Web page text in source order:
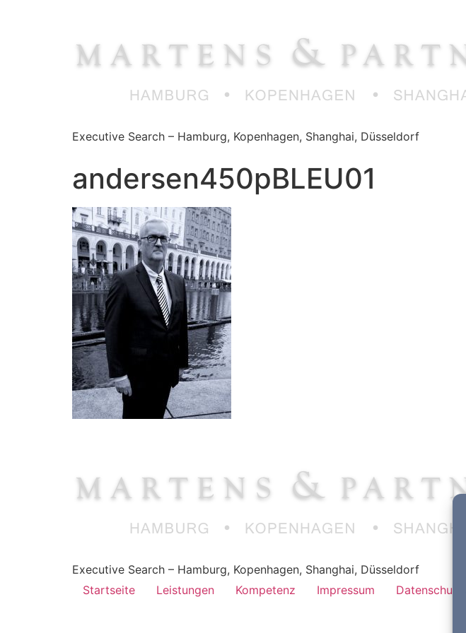
Executive Search – Hamburg, Kopenhagen, Shanghai, Düsseldorf
andersen450pBLEU01
Executive Search – Hamburg, Kopenhagen, Shanghai, Düsseldorf
Startseite
Leistungen Kompetenz Impressum Datenschutz